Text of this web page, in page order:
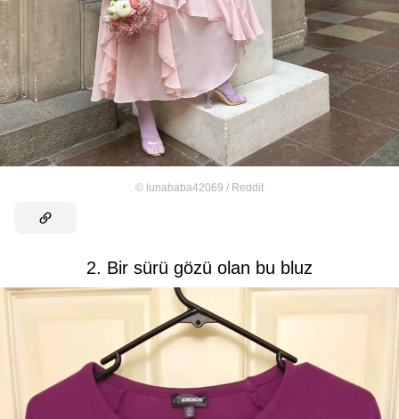
© lunababa42069 / Reddit
2. Bir sürü gözü olan bu bluz